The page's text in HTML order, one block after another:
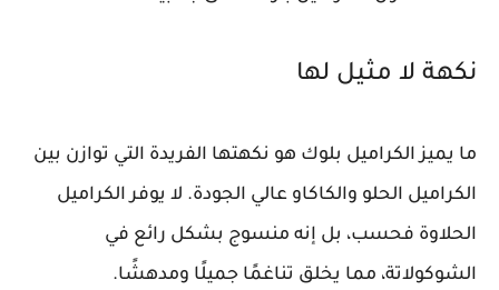
نكهة لا مثيل لها
ما يميز الكراميل بلوك هو نكهتها الفريدة التي توازن بين
الكراميل الحلو والكاكاو عالي الجودة. لا يوفر الكراميل
الحلاوة فحسب، بل إنه منسوج بشكل رائع في
الشوكولاتة، مما يخلق تناغمًا جميلًا ومدهشًا.